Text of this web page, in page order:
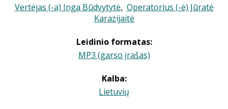
Vertėjas (-a) Inga Būdvytytė, Operatorius (-ė) Jūratė
Karazijaitė
Leidinio formatas:
MP3 (garso įrašas)
Kalba:
Lietuvių